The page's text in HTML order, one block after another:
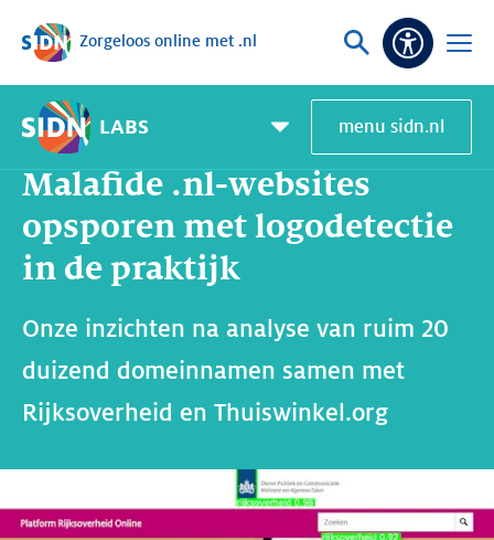
Sla navigatie over
Zorgeloos online met .nl
Vraag
zoek
Open
LABS
Pagemenu
toggle
menu sidn.nl
Home SIDN Labs
Malafide .nl-websites
opsporen met logodetectie
in de praktijk
Onze inzichten na analyse van ruim 20
duizend domeinnamen samen met
Rijksoverheid en Thuiswinkel.org